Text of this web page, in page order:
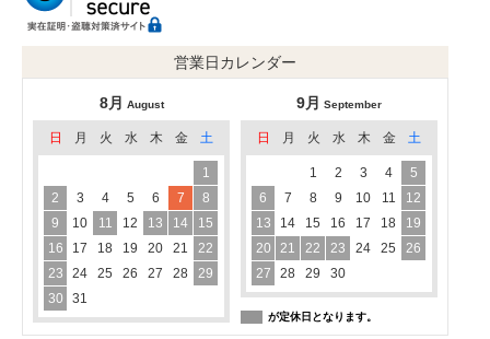
営業日カレンダー
8月 August
日 月 火 水 木 金 土
1
2
3 4 5 6 7
8
9
10 11 12 13 14
15
16
17 18 19 20 21
22
23
24 25 26 27 28
29
30
31
9月 September
日 月 火 水 木 金 土
1 2 3 4
5
6
7 8 9 10 11
12
13
14 15 16 17 18
19
20
21 22 23 24 25
26
27
28 29 30
が定休日となります。